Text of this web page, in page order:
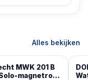
Alles bekijken
MWK 201 B
magnetron